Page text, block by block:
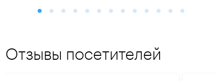
Отзывы посетителей